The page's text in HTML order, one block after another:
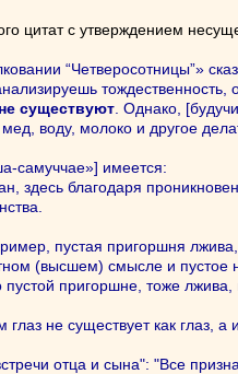
цитат с утверждением
“Четверосотницы”»
существуют . Однако,
воду, молоко и другое
самуччае»] имеется:
здесь благодаря
пустая пригоршня
(высшем) смысле и пустое
пустой пригоршне, тоже
глаз не существует как глаз, а
отца и сына": "Все